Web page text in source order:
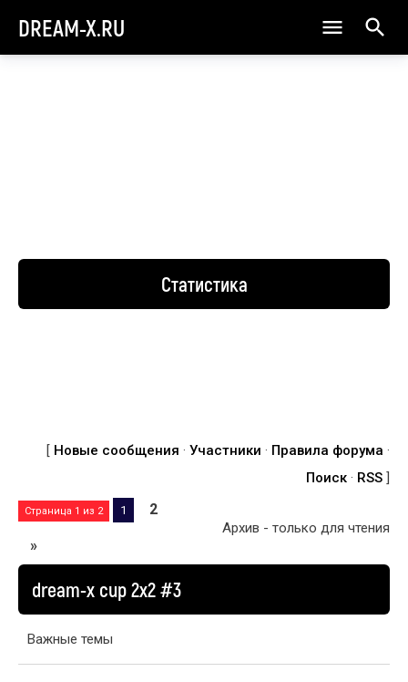
DREAM-X.RU
Статистика
[ Новые сообщения · Участники · Правила форума ·
Поиск · RSS ]
Страница 1 из 2 1 2
»
Архив - только для чтения
dream-x cup 2x2 #3
Важные темы